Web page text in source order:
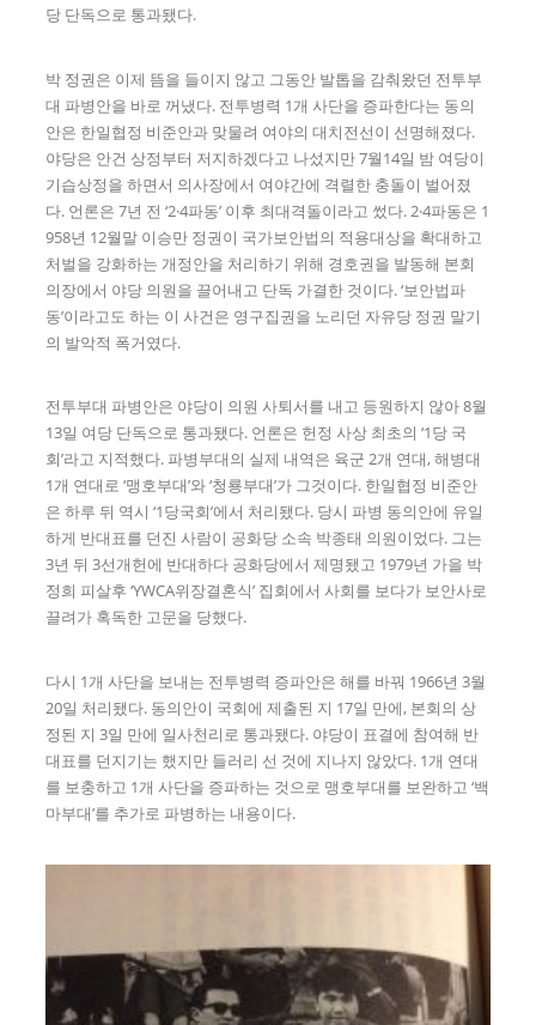
당 단독으로 통과됐다.
박 정권은 이제 뜸을 들이지 않고 그동안 발톱을 감춰왔던 전투부
대 파병안을 바로 꺼냈다. 전투병력 1개 사단을 증파한다는 동의
안은 한일협정 비준안과 맞물려 여야의 대치전선이 선명해졌다.
야당은 안건 상정부터 저지하겠다고 나섰지만 7월14일 밤 여당이
기습상정을 하면서 의사장에서 여야간에 격렬한 충돌이 벌어졌
다. 언론은 7년 전 ‘2·4파동’ 이후 최대격돌이라고 썼다. 2·4파동은 1
958년 12월말 이승만 정권이 국가보안법의 적용대상을 확대하고
처벌을 강화하는 개정안을 처리하기 위해 경호권을 발동해 본회
의장에서 야당 의원을 끌어내고 단독 가결한 것이다. ‘보안법파
동’이라고도 하는 이 사건은 영구집권을 노리던 자유당 정권 말기
의 발악적 폭거였다.
전투부대 파병안은 야당이 의원 사퇴서를 내고 등원하지 않아 8월
13일 여당 단독으로 통과됐다. 언론은 헌정 사상 최초의 ‘1당 국
회’라고 지적했다. 파병부대의 실제 내역은 육군 2개 연대, 해병대
1개 연대로 ‘맹호부대’와 ‘청룡부대’가 그것이다. 한일협정 비준안
은 하루 뒤 역시 ‘1당국회’에서 처리됐다. 당시 파병 동의안에 유일
하게 반대표를 던진 사람이 공화당 소속 박종태 의원이었다. 그는
3년 뒤 3선개헌에 반대하다 공화당에서 제명됐고 1979년 가을 박
정희 피살후 ‘YWCA위장결혼식’ 집회에서 사회를 보다가 보안사로
끌려가 혹독한 고문을 당했다.
다시 1개 사단을 보내는 전투병력 증파안은 해를 바꿔 1966년 3월
20일 처리됐다. 동의안이 국회에 제출된 지 17일 만에, 본회의 상
정된 지 3일 만에 일사천리로 통과됐다. 야당이 표결에 참여해 반
대표를 던지기는 했지만 들러리 선 것에 지나지 않았다. 1개 연대
를 보충하고 1개 사단을 증파하는 것으로 맹호부대를 보완하고 ‘백
마부대’를 추가로 파병하는 내용이다.